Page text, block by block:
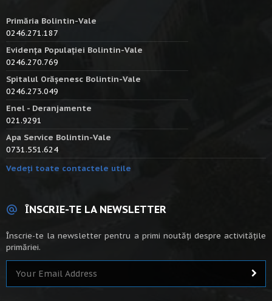
Primăria Bolintin-Vale
0246.271.187
Evidența Populației Bolintin-Vale
0246.270.769
Spitalul Orășenesc Bolintin-Vale
0246.273.049
Enel - Deranjamente
021.9291
Apa Service Bolintin-Vale
0731.551.624
Vedeți toate contactele utile
ÎNSCRIE-TE LA NEWSLETTER
Înscrie-te la newsletter pentru a primi noutăți despre activitățile
primăriei.